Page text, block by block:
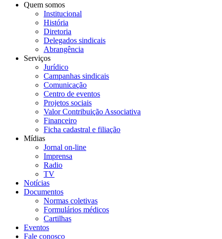
Quem somos
Institucional
História
Diretoria
Delegados sindicais
Abrangência
Serviços
Jurídico
Campanhas sindicais
Comunicação
Centro de eventos
Projetos sociais
Valor Contribuição Associativa
Financeiro
Ficha cadastral e filiação
Mídias
Jornal on-line
Imprensa
Radio
TV
Notícias
Documentos
Normas coletivas
Formulários médicos
Cartilhas
Eventos
Fale conosco